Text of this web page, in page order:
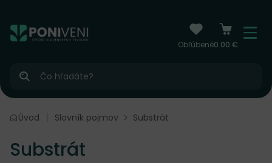
Obľúbené0.00 €
Menu
Hľadať
Úvod Slovník pojmov Substrát
Substrát